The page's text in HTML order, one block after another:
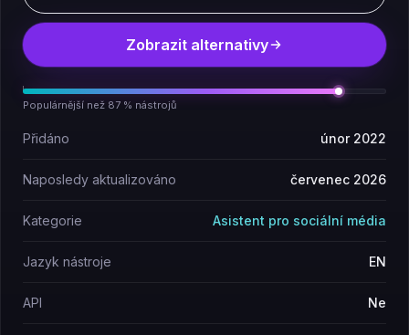
Zobrazit alternativy
Populárnější než 87 % nástrojů
Přidáno únor 2022
Naposledy aktualizováno červenec 2026
Kategorie Asistent pro sociální média
Jazyk nástroje EN
API Ne